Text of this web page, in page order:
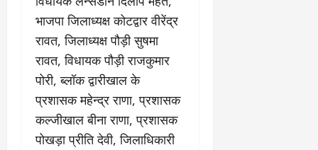
भाजपा जिलाध्यक्ष कोटद्वार वीरेंद्र
रावत, जिलाध्यक्ष पौड़ी सुषमा
रावत, विधायक पौड़ी राजकुमार
पोरी, ब्लॉक द्वारीखाल के
प्रशासक महेन्द्र राणा, प्रशासक
कल्जीखाल बीना राणा, प्रशासक
पोखड़ा प्रीति देवी, जिलाधिकारी